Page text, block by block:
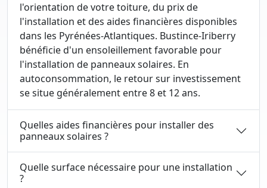
l'orientation de votre toiture, du prix de
l'installation et des aides financières disponibles
dans les Pyrénées-Atlantiques. Bustince-Iriberry
bénéficie d'un ensoleillement favorable pour
l'installation de panneaux solaires. En
autoconsommation, le retour sur investissement
se situe généralement entre 8 et 12 ans.
Quelles aides financières pour installer des
panneaux solaires ?
Quelle surface nécessaire pour une installation
?